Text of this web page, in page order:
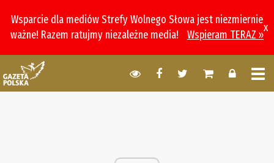
Wsparcie dla mediów Strefy Wolnego Słowa jest niezmiernie
ważne! Razem ratujmy niezależne media!
Wspieram TERAZ »
x